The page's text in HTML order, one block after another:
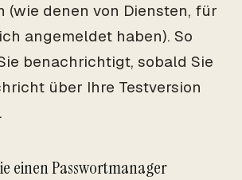
(wie denen von Diensten, für
angemeldet haben). So
benachrichtigt, sobald Sie
über Ihre Testversion
einen Passwortmanager